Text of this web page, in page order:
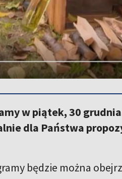
w piątek, 30
dla Państwa
będzie można